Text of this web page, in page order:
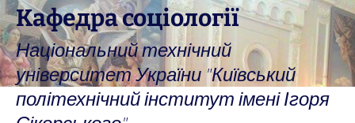
Skip
to
content
Кафедра соціології
Національний технічний
університет України "Київський
політехнічний інститут імені Ігоря